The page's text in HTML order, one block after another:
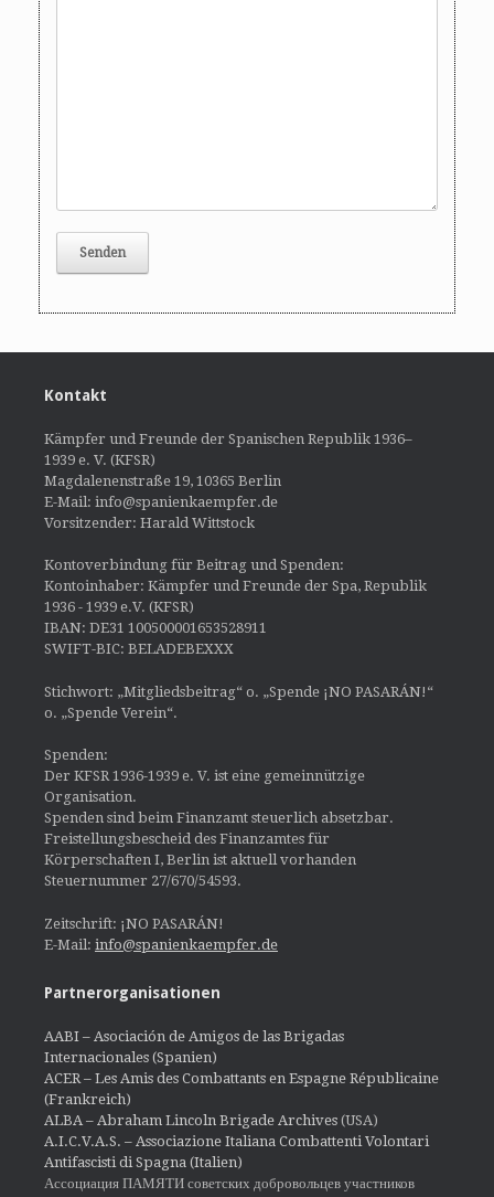
Kontakt
Kämpfer und Freunde der Spanischen Republik 1936–
1939 e. V. (KFSR)
Magdalenenstraße 19, 10365 Berlin
E-Mail: info@spanienkaempfer.de
Vorsitzender: Harald Wittstock
Kontoverbindung für Beitrag und Spenden:
Kontoinhaber: Kämpfer und Freunde der Spa, Republik
1936 - 1939 e.V. (KFSR)
IBAN: DE31 100500001653528911
SWIFT-BIC: BELADEBEXXX
Stichwort: „Mitgliedsbeitrag“ o. „Spende ¡NO PASARÁN!“
o. „Spende Verein“.
Spenden:
Der KFSR 1936-1939 e. V. ist eine gemeinnützige
Organisation.
Spenden sind beim Finanzamt steuerlich absetzbar.
Freistellungsbescheid des Finanzamtes für
Körperschaften I, Berlin ist aktuell vorhanden
Steuernummer 27/670/54593.
Zeitschrift: ¡NO PASARÁN!
E-Mail: info@spanienkaempfer.de
Partnerorganisationen
AABI – Asociación de Amigos de las Brigadas
Internacionales (Spanien)
ACER – Les Amis des Combattants en Espagne Républicaine
(Frankreich)
ALBA – Abraham Lincoln Brigade Archives (USA)
A.I.C.V.A.S. – Associazione Italiana Combattenti Volontari
Antifascisti di Spagna (Italien)
Ассоциация ПАМЯТИ советских добровольцев участников